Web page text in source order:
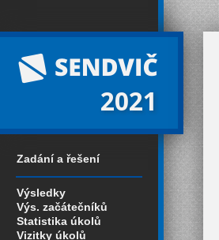
2021
Zadání a řešení
Výsledky
Výs. začátečníků
Statistika úkolů
Vizitky úkolů